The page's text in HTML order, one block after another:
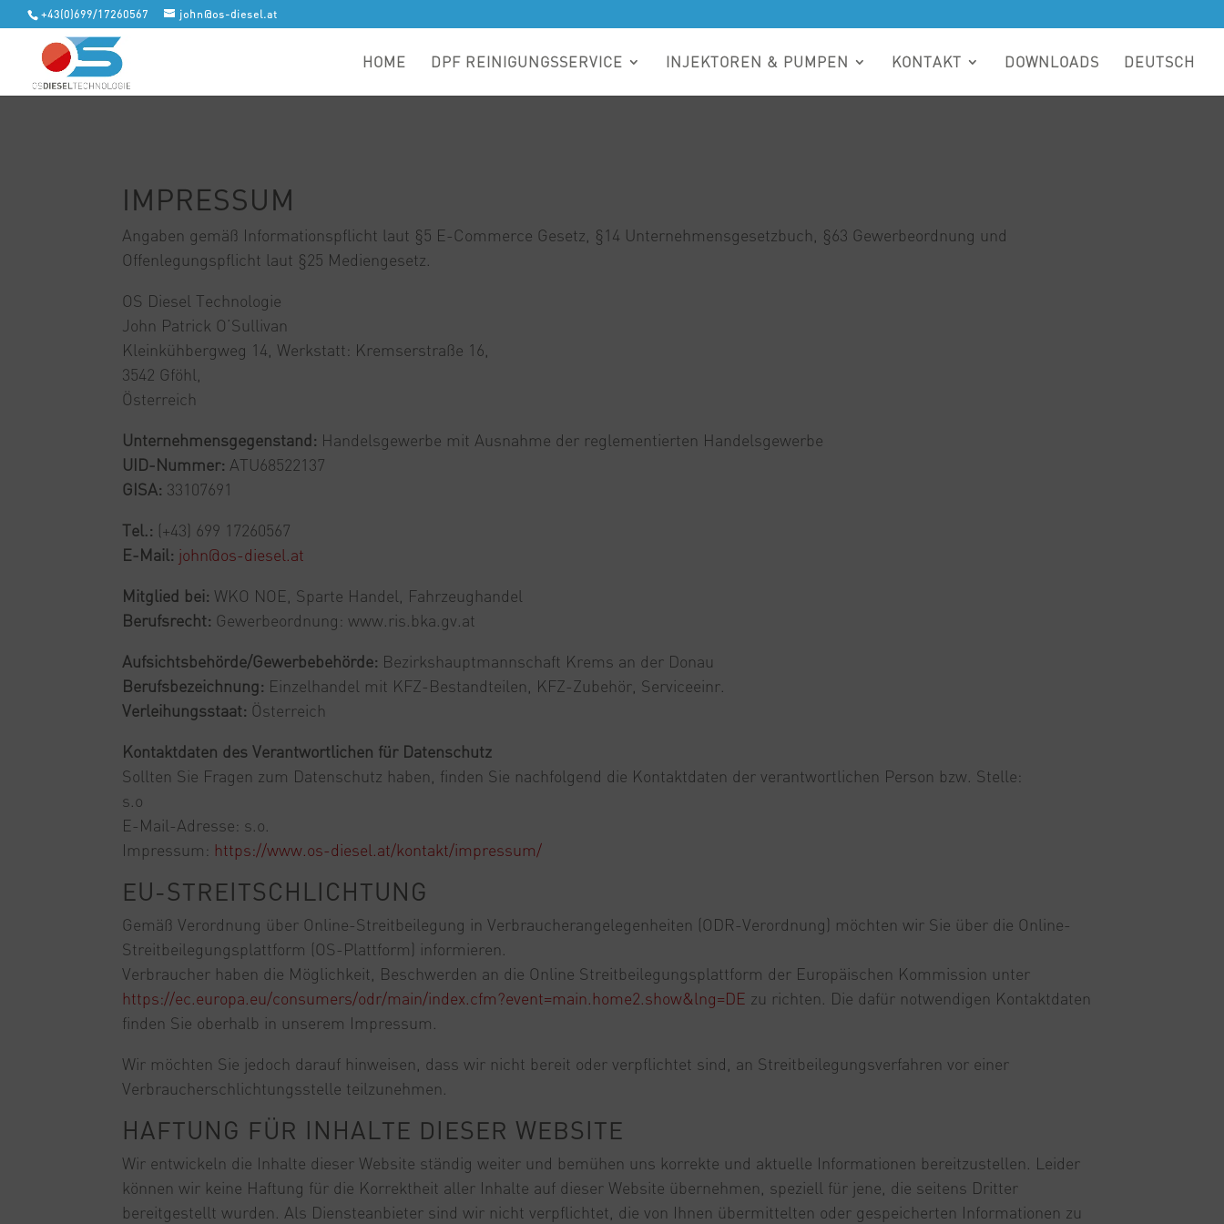
+43(0)699/17260567 john@os-diesel.at
HOME DPF REINIGUNGSSERVICE INJEKTOREN & PUMPEN KONTAKT DOWNLOADS DEUTSCH
IMPRESSUM
Angaben gemäß Informationspflicht laut §5 E-Commerce Gesetz, §14 Unternehmensgesetzbuch, §63 Gewerbeordnung und
Offenlegungspflicht laut §25 Mediengesetz.
OS Diesel Technologie
John Patrick O’Sullivan
Kleinkühbergweg 14, Werkstatt: Kremserstraße 16,
3542 Gföhl,
Österreich
Unternehmensgegenstand: Handelsgewerbe mit Ausnahme der reglementierten Handelsgewerbe
UID-Nummer: ATU68522137
GISA: 33107691
Tel.: (+43) 699 17260567
E-Mail: john@os-diesel.at
Mitglied bei: WKO NOE, Sparte Handel, Fahrzeughandel
Berufsrecht: Gewerbeordnung: www.ris.bka.gv.at
Aufsichtsbehörde/Gewerbebehörde: Bezirkshauptmannschaft Krems an der Donau
Berufsbezeichnung: Einzelhandel mit KFZ-Bestandteilen, KFZ-Zubehör, Serviceeinr.
Verleihungsstaat: Österreich
Kontaktdaten des Verantwortlichen für Datenschutz
Sollten Sie Fragen zum Datenschutz haben, finden Sie nachfolgend die Kontaktdaten der verantwortlichen Person bzw. Stelle:
s.o
E-Mail-Adresse: s.o.
Impressum: https://www.os-diesel.at/kontakt/impressum/
EU-STREITSCHLICHTUNG
Gemäß Verordnung über Online-Streitbeilegung in Verbraucherangelegenheiten (ODR-Verordnung) möchten wir Sie über die Online-
Streitbeilegungsplattform (OS-Plattform) informieren.
Verbraucher haben die Möglichkeit, Beschwerden an die Online Streitbeilegungsplattform der Europäischen Kommission unter
https://ec.europa.eu/consumers/odr/main/index.cfm?event=main.home2.show&lng=DE zu richten. Die dafür notwendigen Kontaktdaten
finden Sie oberhalb in unserem Impressum.
Wir möchten Sie jedoch darauf hinweisen, dass wir nicht bereit oder verpflichtet sind, an Streitbeilegungsverfahren vor einer
Verbraucherschlichtungsstelle teilzunehmen.
HAFTUNG FÜR INHALTE DIESER WEBSITE
Wir entwickeln die Inhalte dieser Website ständig weiter und bemühen uns korrekte und aktuelle Informationen bereitzustellen. Leider
können wir keine Haftung für die Korrektheit aller Inhalte auf dieser Website übernehmen, speziell für jene, die seitens Dritter
bereitgestellt wurden. Als Diensteanbieter sind wir nicht verpflichtet, die von Ihnen übermittelten oder gespeicherten Informationen zu